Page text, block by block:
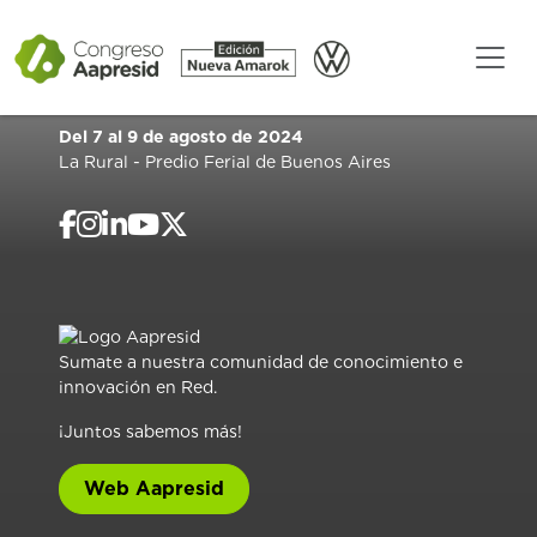
Del 7 al 9 de agosto de 2024
La Rural - Predio Ferial de Buenos Aires
Sumate a nuestra comunidad de conocimiento e
innovación en Red.
¡Juntos sabemos más!
Web Aapresid